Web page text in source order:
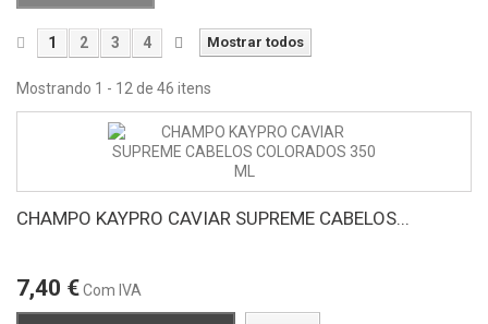
Mostrar todos
1 2 3 4
Mostrando 1 - 12 de 46 itens
CHAMPO KAYPRO CAVIAR SUPREME CABELOS...
7,40 €Com IVA